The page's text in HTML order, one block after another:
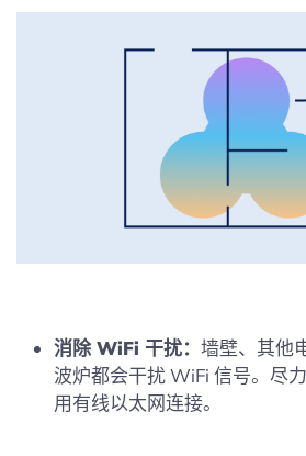
消除 WiFi 干扰： 墙壁、其他
波炉都会干扰 WiFi 信号。尽
用有线以太网连接。